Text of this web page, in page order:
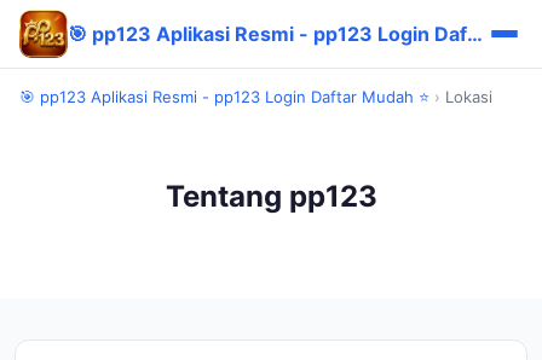
🎯 pp123 Aplikasi Resmi - pp123 Login Daftar Mudah ⭐
🎯 pp123 Aplikasi Resmi - pp123 Login Daftar Mudah ⭐ › Lokasi
Tentang pp123